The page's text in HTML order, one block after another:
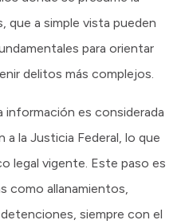
que a simple vista pueden
para orientar
delitos más complejos.
información es considerada
la Justicia Federal, lo que
legal vigente. Este paso es
como allanamientos,
siempre con el